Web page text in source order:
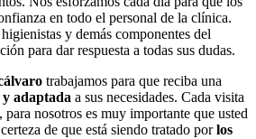
en todo el personal de la clínica.
y demás componentes del
para dar respuesta a todas sus dudas.
trabajamos para que reciba una
adaptada a sus necesidades. Cada visita
para nosotros es muy importante que usted
de que está siendo tratado porlos